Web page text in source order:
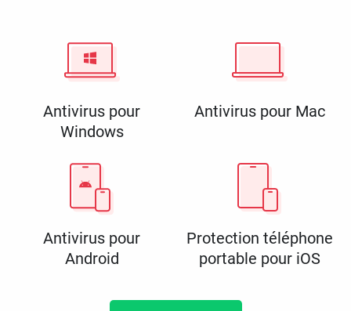
Antivirus pour
Windows
Antivirus pour Mac
Antivirus pour
Android
Protection téléphone
portable pour iOS